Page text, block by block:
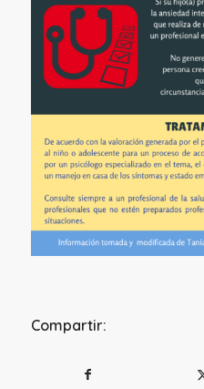
Compartir: